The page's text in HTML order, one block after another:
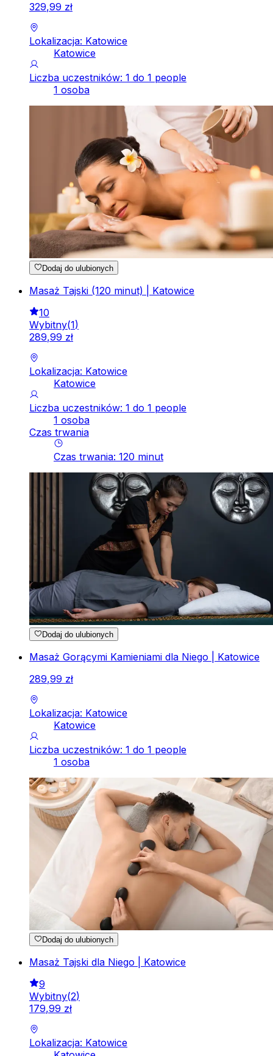
329,99 zł
Lokalizacja: Katowice
Katowice
Liczba uczestników: 1 do 1 people
1 osoba
Dodaj do ulubionych
Masaż Tajski (120 minut) | Katowice
10
Wybitny(1)
289,99 zł
Lokalizacja: Katowice
Katowice
Liczba uczestników: 1 do 1 people
1 osoba
Czas trwania
Czas trwania: 120 minut
Dodaj do ulubionych
Masaż Gorącymi Kamieniami dla Niego | Katowice
289,99 zł
Lokalizacja: Katowice
Katowice
Liczba uczestników: 1 do 1 people
1 osoba
Dodaj do ulubionych
Masaż Tajski dla Niego | Katowice
9
Wybitny(2)
179,99 zł
Lokalizacja: Katowice